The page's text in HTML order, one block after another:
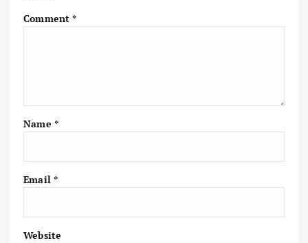
Comment*
Name *
Email *
Website